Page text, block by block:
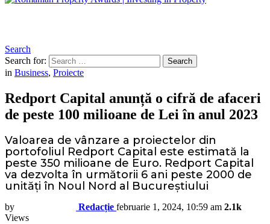
Search
Search for:
Search
in Business, Proiecte
Redport Capital anunță o cifră de afaceri
de peste 100 milioane de Lei în anul 2023
Valoarea de vânzare a proiectelor din
portofoliul Redport Capital este estimată la
peste 350 milioane de Euro. Redport Capital
va dezvolta în următorii 6 ani peste 2000 de
unități în Noul Nord al Bucureștiului
by Redacție februarie 1, 2024, 10:59 am 2.1k
Views